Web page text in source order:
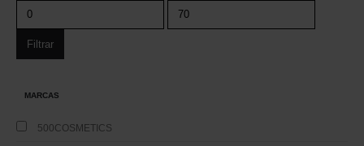
Filtrar
MARCAS
500COSMETICS